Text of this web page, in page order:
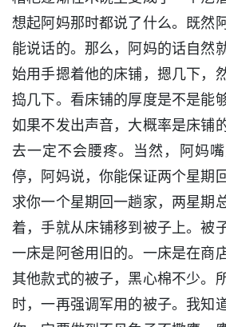
想起阿妈那时都说了什么。既然
能说话的。那么，阿妈的话自然
始用手摁着他的床铺，摁几下，
捣几下。看床铺的厚度是不是能
如果不发出声音，大概率是床铺
去一定不会腰疼。当然，阿妈
停，阿妈说，你能保证两个星期
求你一个星期回一趟家，两星期
着，手就从床铺移到被子上。被
一床是阿爸用旧的。一床是在商
其他款式的被子，黑心棉不少。
时，一再强调军用的被子。我知